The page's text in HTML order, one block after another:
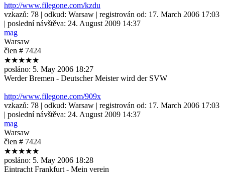
http://www.filegone.com/kzdu
vzkazů: 78 | odkud: Warsaw | registrován od: 17. March 2006 17:03
| poslední návštěva: 24. August 2009 14:37
mag
Warsaw
člen # 7424
★★★★★
posláno: 5. May 2006 18:27
Werder Bremen - Deutscher Meister wird der SVW
http://www.filegone.com/909x
vzkazů: 78 | odkud: Warsaw | registrován od: 17. March 2006 17:03
| poslední návštěva: 24. August 2009 14:37
mag
Warsaw
člen # 7424
★★★★★
posláno: 5. May 2006 18:28
Eintracht Frankfurt - Mein verein